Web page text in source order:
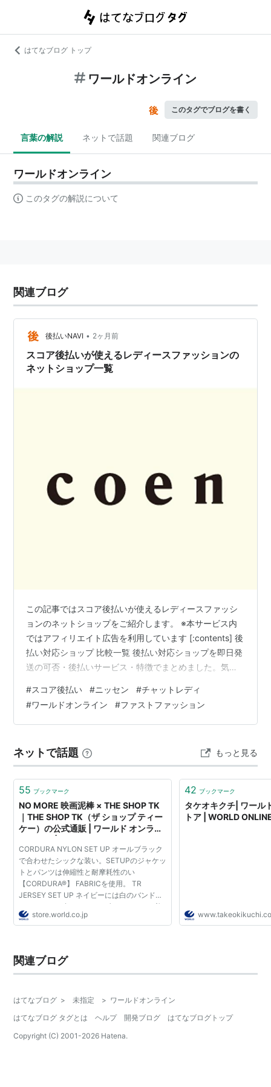
はてなブログ トップ
ワールドオンライン
このタグでブログを書く
言葉の解説 ネットで話題 関連ブログ
ワールドオンライン
このタグの解説について
関連ブログ
後払いNAVI • 2ヶ月前
スコア後払いが使えるレディースファッションの
ネットショップ一覧
この記事ではスコア後払いが使えるレディースファッシ
ョンのネットショップをご紹介します。 ※本サービス内
ではアフィリエイト広告を利用しています [:contents] 後
払い対応ショップ 比較一覧 後払い対応ショップを即日発
送の可否・後払いサービス・特徴でまとめました。気に
プできます。 ※スマホの方は→横スクロールで表示でき
ます。 ショップ名 即日発送 後払い対応 特徴・注目ポイ
ント ニッセン △（配送：2~3営業日で発送） ◎（後払
ファッション・インナー・インテリア・美容グッズを取
り扱うECサ…
#スコア後払い #ニッセン #チャットレディ
#ワールドオンライン #ファストファッション
ネットで話題 もっと見る
55 ブックマーク
NO MORE 映画泥棒 × THE SHOP TK
｜THE SHOP TK（ザ ショップ ティー
ケー）の公式通販 | ワールド オンライ
CORDURA NYLON SET UP オールブラック
で合わせたシックな装い。SETUPのジャケッ
トとパンツは伸縮性と耐摩耗性のい
【CORDURA®】 FABRICを使用。 TR
JERSEY SET UP ネイビーには白のバンドカ
ラーシャツを合わせて、Vゾーンをラフに着
るのが今の気分。360°ストレッチのジャージ
store.world.co.jp
42 ブックマーク
タケオキクチ| ワール
トア | WORLD
関連ブログ
はてなブログ > 未指定 > ワールドオンライン
はてなブログ タグとは
ヘルプ 開発ブログ
はてなブログトップ
Copyright (C) 2001-2026 Hatena.